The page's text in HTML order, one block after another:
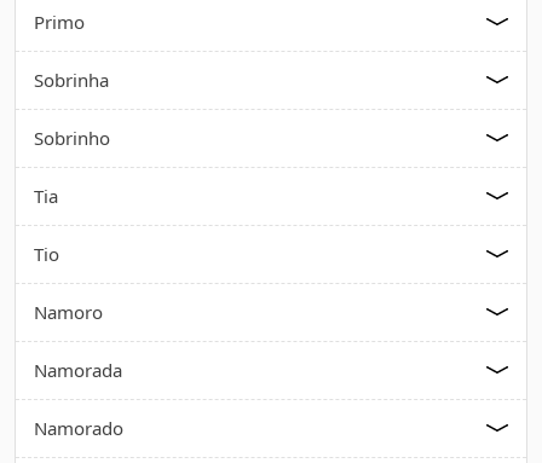
Primo
Sobrinha
Sobrinho
Tia
Tio
Namoro
Namorada
Namorado